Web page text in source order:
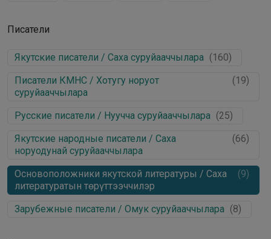
Писатели
Якутские писатели / Саха суруйааччылара (160)
Писатели КМНС / Хотугу норуот
суруйааччылара
(19)
Русские писатели / Нуучча суруйааччылара (25)
Якутские народные писатели / Саха
норуодунай суруйааччылара
(66)
Основоположники якутской литературы / Саха
литературатын төрүттээччилэр
(9)
Зарубежные писатели / Омук суруйааччылара (8)